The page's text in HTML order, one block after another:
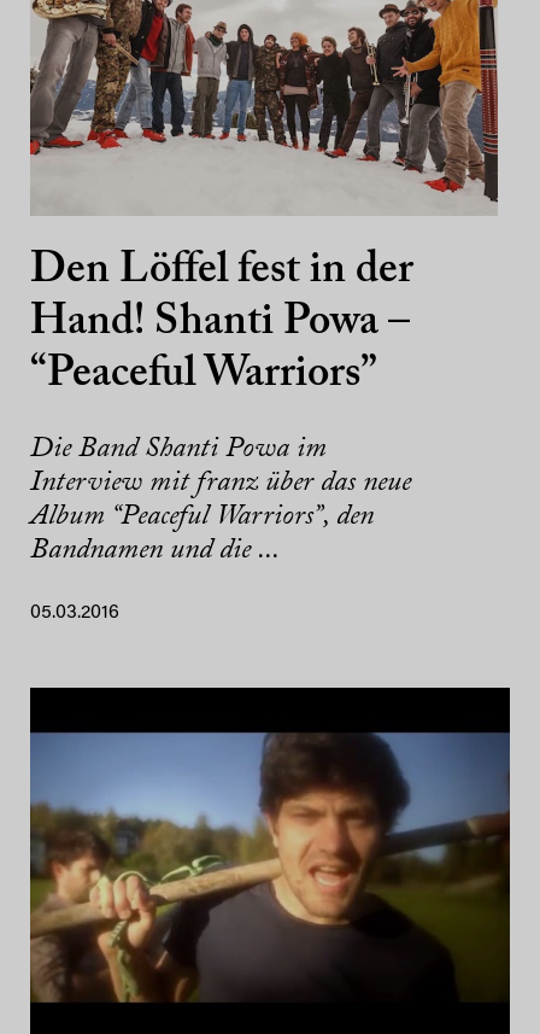
Den Löffel fest in der
Hand! Shanti Powa –
“Peaceful Warriors”
Die Band Shanti Powa im
Interview mit franz über das neue
Album “Peaceful Warriors”, den
Bandnamen und die ...
05.03.2016